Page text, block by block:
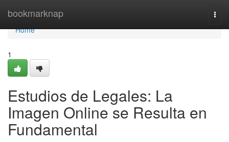
bookmarknap
Home
Home
1
Estudios de Legales: La
Imagen Online se Resulta en
Fundamental